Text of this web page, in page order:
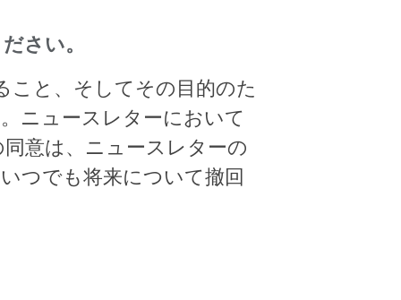
さい。
こと、そしてその目的のた
ニュースレターにおいて
意は、ニュースレターの
つでも将来について撤回